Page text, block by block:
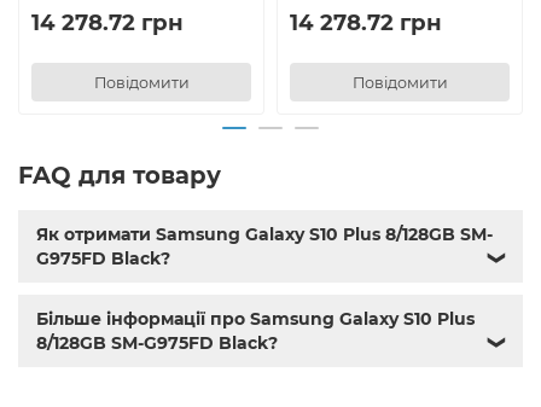
14 278.72 грн
Повідомити
14 278.72 грн
Повідомити
FAQ для товару
Як отримати Samsung Galaxy S10 Plus 8/128GB SM-
G975FD Black?
❯
Більше інформації про Samsung Galaxy S10 Plus
8/128GB SM-G975FD Black?
❯